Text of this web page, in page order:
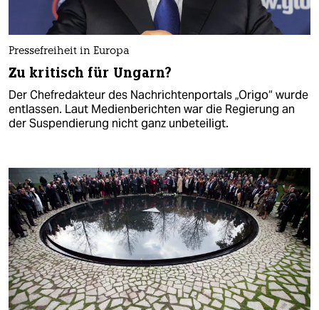
Pressefreiheit in Europa
Zu kritisch für Ungarn?
Der Chefredakteur des Nachrichtenportals „Origo“ wurde
entlassen. Laut Medienberichten war die Regierung an
der Suspendierung nicht ganz unbeteiligt.